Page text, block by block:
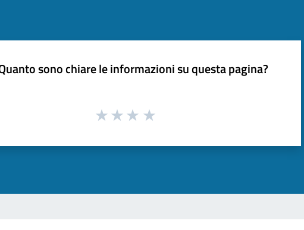
sono chiare le informazioni su questa pagina?